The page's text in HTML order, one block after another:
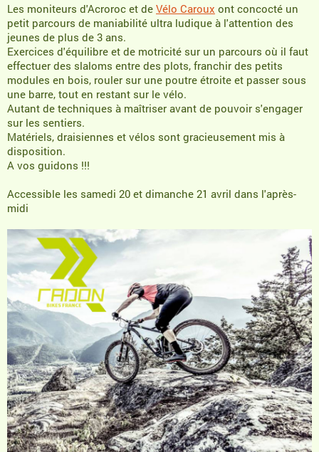
Les moniteurs d'Acroroc et de Vélo Caroux ont concocté un
petit parcours de maniabilité ultra ludique à l'attention des
jeunes de plus de 3 ans.
Exercices d'équilibre et de motricité sur un parcours où il faut
effectuer des slaloms entre des plots, franchir des petits
modules en bois, rouler sur une poutre étroite et passer sous
une barre, tout en restant sur le vélo.
Autant de techniques à maîtriser avant de pouvoir s'engager
sur les sentiers.
Matériels, draisiennes et vélos sont gracieusement mis à
disposition.
A vos guidons !!!
Accessible les samedi 20 et dimanche 21 avril dans l'après-
midi